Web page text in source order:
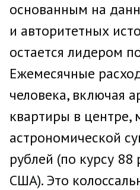
основанным на
и авторитетных
остается лидером
Ежемесячные
человека, включая
квартиры в центре,
астрономической
рублей (по курсу 88
США). Это